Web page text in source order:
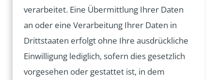
verarbeitet. Eine Übermittlung Ihrer Daten
an oder eine Verarbeitung Ihrer Daten in
Drittstaaten erfolgt ohne Ihre ausdrückliche
Einwilligung lediglich, sofern dies gesetzlich
vorgesehen oder gestattet ist, in dem